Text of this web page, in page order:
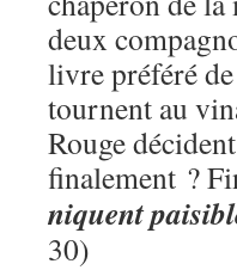
deux
livre préféré
tournent au
Rouge
finalement ?
niquent
30)